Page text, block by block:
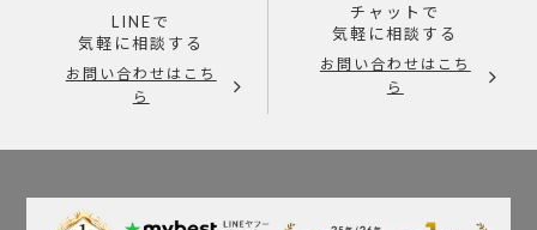
LINEで
気軽に相談する
お問い合わせはこち
ら
チャットで
気軽に相談する
お問い合わせはこち
ら